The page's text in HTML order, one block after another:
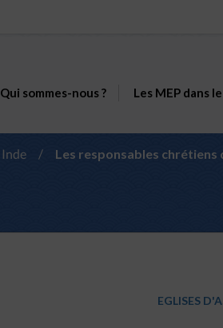
Qui sommes-nous ? Les MEP dans
Inde /
Les responsables chrétiens
EGLISES